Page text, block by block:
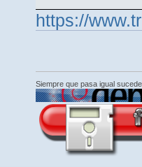
https://
Siempre que pasa igual